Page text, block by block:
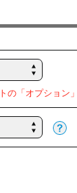
「オプション